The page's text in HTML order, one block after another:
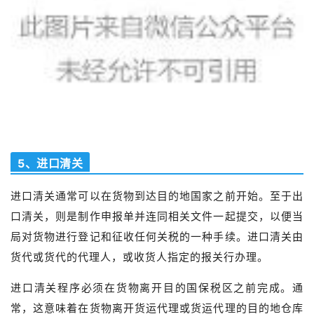
5、进口清关
进口清关通常可以在货物到达目的地国家之前开始。至于出
口清关，则是制作申报单并连同相关文件一起提交，以便当
局对货物进行登记和征收任何关税的一种手续。进口清关由
货代或货代的代理人，或收货人指定的报关行办理。
进口清关程序必须在货物离开目的国保税区之前完成。通
常，这意味着在货物离开货运代理或货运代理的目的地仓库